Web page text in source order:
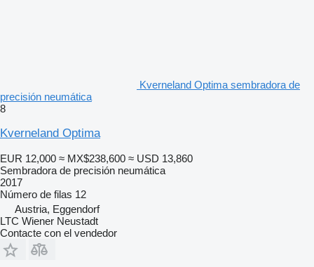
Kverneland Optima sembradora de
precisión neumática
8
Kverneland Optima
EUR 12,000 ≈ MX$238,600 ≈ USD 13,860
Sembradora de precisión neumática
2017
Número de filas 12
Austria, Eggendorf
LTC Wiener Neustadt
Contacte con el vendedor